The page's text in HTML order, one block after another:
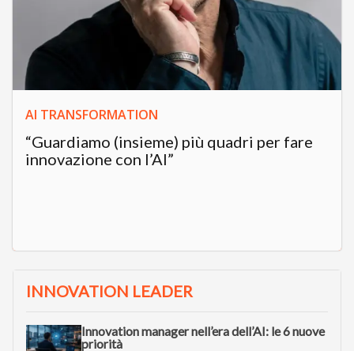
AI TRANSFORMATION
“Guardiamo (insieme) più quadri per fare
innovazione con l’AI”
INNOVATION LEADER
Innovation manager nell’era dell’AI: le 6 nuove
priorità